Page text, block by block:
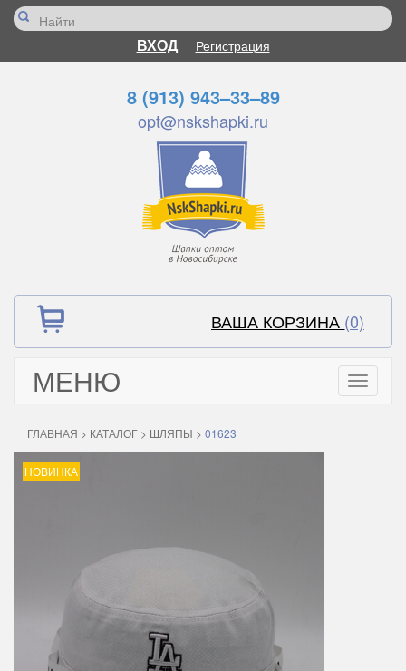
ВХОД Регистрация
8 (913) 943–33–89
opt@nskshapki.ru
ВАША КОРЗИНА (0)
МЕНЮ
Toggle
ГЛАВНАЯ > КАТАЛОГ > ШЛЯПЫ > 01623
НОВИНКА